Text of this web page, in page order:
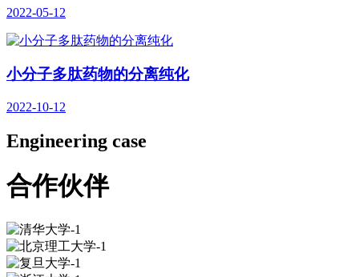
2022-05-12
小分子多肽药物的分离纯化
2022-10-12
Engineering case
合作伙伴